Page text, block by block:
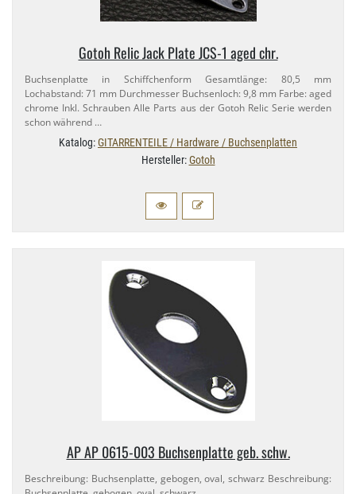
Gotoh Relic Jack Plate JCS-​1 aged chr.
Buchsenplatte in Schiffchenform Gesamtlänge: 80,​5 mm
Lochabstand: 71 mm Durchmesser Buchsenloch: 9,​8 mm Farbe: aged
chrome Inkl. Schrauben Alle Parts aus der Gotoh Relic Serie werden
schon während …
Katalog:GITARRENTEILE / Hardware / Buchsenplatten
Hersteller:Gotoh
AP AP 0615-​003 Buchsenplatte geb. schw.
Beschreibung: Buchsenplatte, gebogen, oval, schwarz Beschreibung: